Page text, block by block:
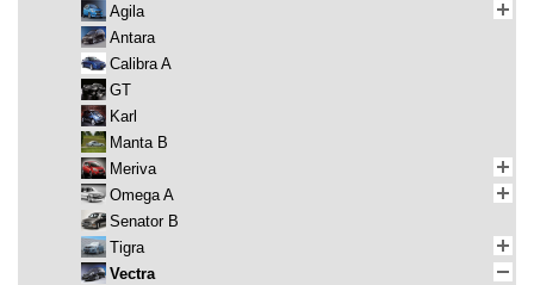
Agila
Antara
Calibra A
GT
Karl
Manta B
Meriva
Omega A
Senator B
Tigra
Vectra